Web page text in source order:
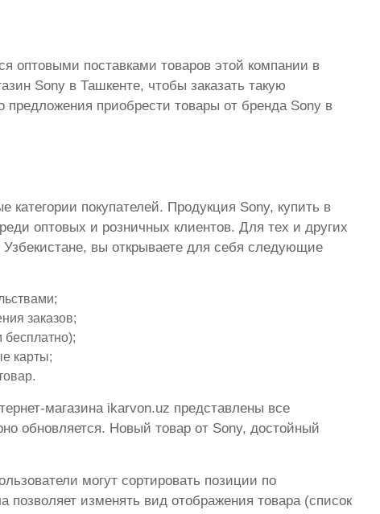
оптовыми поставками товаров этой компании в
Sony в Ташкенте, чтобы заказать такую
приобрести товары от бренда Sony в
покупателей. Продукция Sony, купить в
оптовых и розничных клиентов. Для тех и других
вы открываете для себя следующие
заказов;
бесплатно);
карты;
магазина ikarvon.uz представлены все
обновляется. Новый товар от Sony, достойный
могут сортировать позиции по
изменять вид отображения товара (список